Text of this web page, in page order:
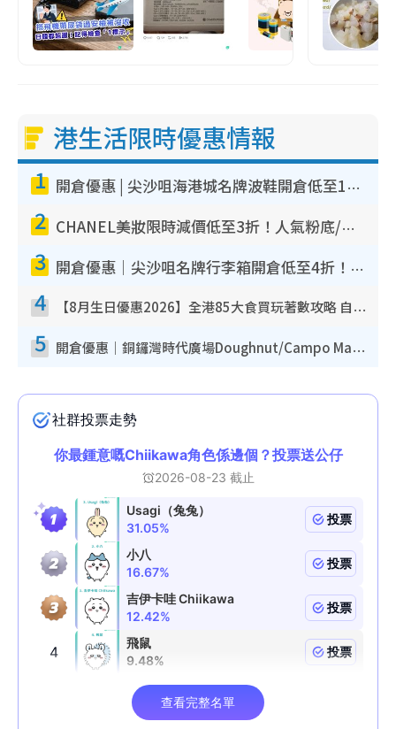
港生活限時優惠情報
1 開倉優惠 | 尖沙咀海港城名牌波鞋開倉低至1折！On鞋$899起／Joy&Peace鞋履$98起
2 CHANEL美妝限時減價低至3折！人氣粉底/唇膏/精華液低至$275！COCO香水都有平
3 開倉優惠｜尖沙咀名牌行李箱開倉低至4折！一連5日 American Tourister/ace./Hallmark $200起！
4 【8月生日優惠2026】全港85大食買玩著數攻略 自助餐/火鍋放題同行免費＋誠品/DONKI送現金券
5 開倉優惠｜銅鑼灣時代廣場Doughnut/Campo Marzio開倉低至1折！背囊、書包、手袋劈價$200起